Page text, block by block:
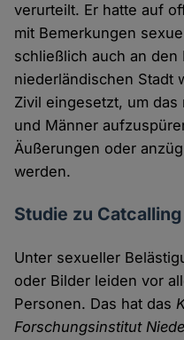
verurteilt. Er hatte auf
mit Bemerkungen
schließlich auch an
niederländischen Stadt
Zivil eingesetzt, um
und Männer
Äußerungen oder
werden.
Studie zu Catcalling
Unter sexueller
oder Bilder leiden vor
Personen. Das hat das
Forschungsinstitut